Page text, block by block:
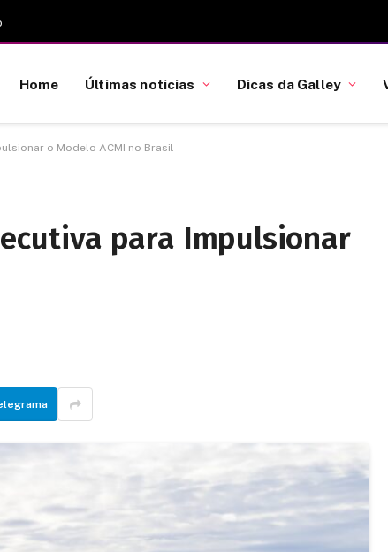
Home Últimas notícias Dicas da Galley
o Modelo ACMI no Brasil
para Impulsionar